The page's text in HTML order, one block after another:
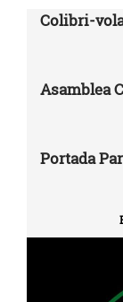
Colibri-
Asamblea
Portada